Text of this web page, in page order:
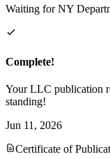
Waiting for NY
Complete!
Your LLC publication
standing!
Jun 11, 2026
Certificate of